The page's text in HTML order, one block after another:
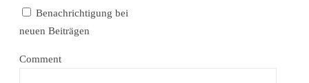
Benachrichtigung bei
neuen Beiträgen
Comment